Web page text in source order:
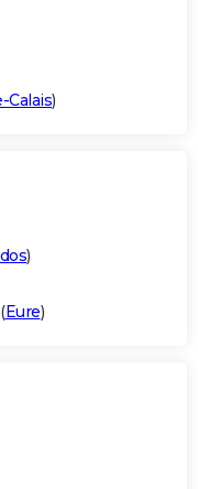
Calais)
)
(Eure)